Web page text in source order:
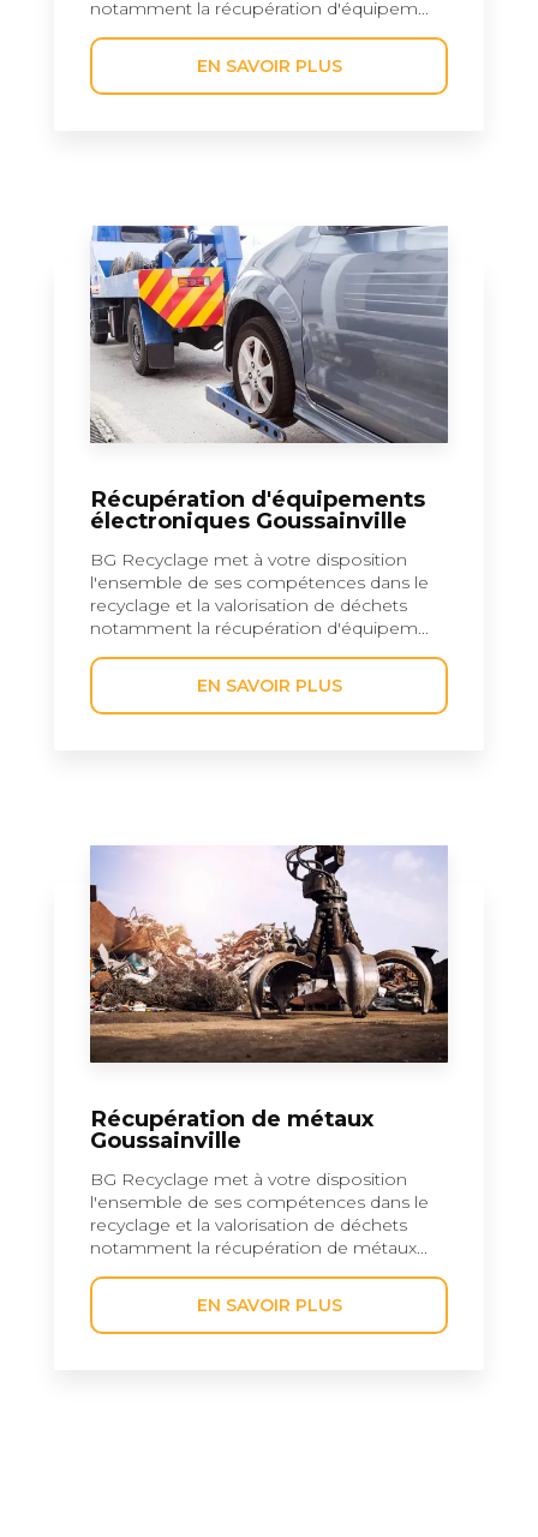
notamment la récupération d'équipem...
EN SAVOIR PLUS
Récupération d'équipements
électroniques Goussainville
BG Recyclage met à votre disposition
l'ensemble de ses compétences dans le
recyclage et la valorisation de déchets
notamment la récupération d'équipem...
EN SAVOIR PLUS
Récupération de métaux
Goussainville
BG Recyclage met à votre disposition
l'ensemble de ses compétences dans le
recyclage et la valorisation de déchets
notamment la récupération de métaux...
EN SAVOIR PLUS